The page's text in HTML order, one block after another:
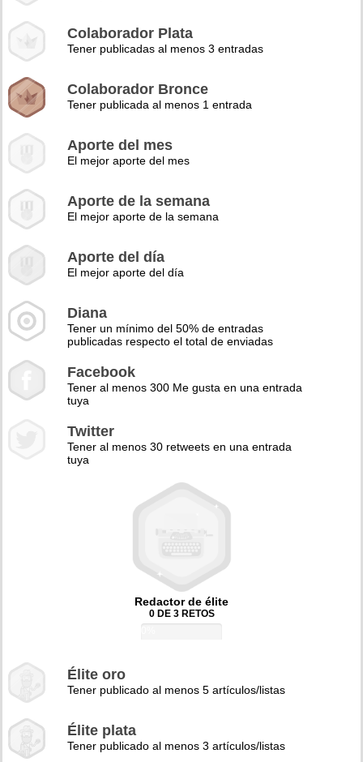
Colaborador Plata
Tener publicadas al menos 3 entradas
Colaborador Bronce
Tener publicada al menos 1 entrada
Aporte del mes
El mejor aporte del mes
Aporte de la semana
El mejor aporte de la semana
Aporte del día
El mejor aporte del día
Diana
Tener un mínimo del 50% de entradas
publicadas respecto el total de enviadas
Facebook
Tener al menos 300 Me gusta en una entrada
tuya
Twitter
Tener al menos 30 retweets en una entrada
tuya
Redactor de élite
0 DE 3 RETOS
Élite oro
Tener publicado al menos 5 artículos/listas
Élite plata
Tener publicado al menos 3 artículos/listas